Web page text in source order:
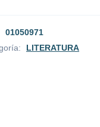
01050971
LITERATURA